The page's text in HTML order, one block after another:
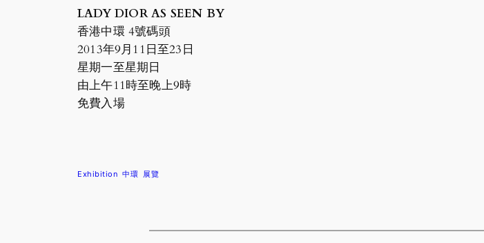
LADY DIOR AS SEEN BY
香港中環 4號碼頭
2013年9月11日至23日
星期一至星期日
由上午11時至晚上9時
免費入場
Exhibition 中環 展覽